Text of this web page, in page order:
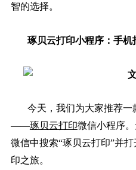
智的选择。
琢贝云打印小程序：手机
今天，我们为大家推荐
——琢贝云打印微信小程序
微信中搜索“琢贝云打印”并
印之旅。